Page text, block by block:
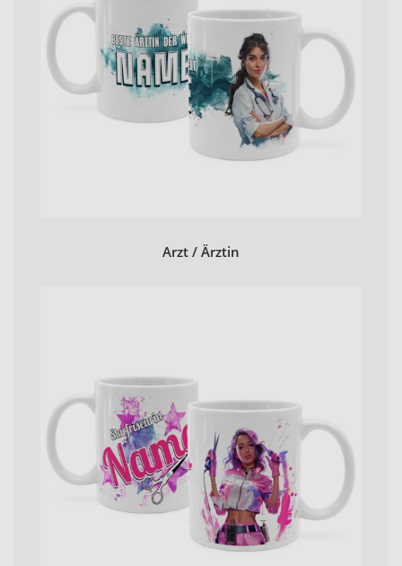
Arzt / Ärztin